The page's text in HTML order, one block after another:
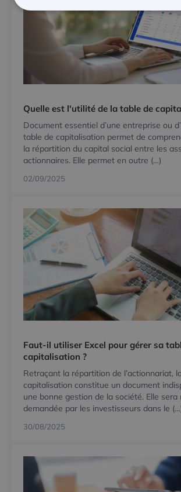
Quelle est l'utilité de la table de
Document essentiel d’une entreprise ou
table de capitalisation permet de
la répartition du capital social entre les
actionnaires. Elle permet en outre (…)
02/09/2025
Faut-il utiliser Excel pour gérer sa
capitalisation ?
Retraçant la répartition de l’actionnariat,
capitalisation constitue un document
une bonne gestion de la société. Elle
demandée par les investisseurs dans le
30/08/2025